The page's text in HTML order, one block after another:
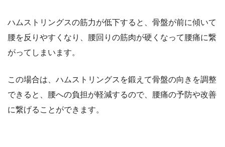
ハムストリングスの筋力が低下すると、骨盤が前に傾いて
腰を反りやすくなり、腰回りの筋肉が硬くなって腰痛に繋
がってしまいます。
この場合は、ハムストリングスを鍛えて骨盤の向きを調整
できると、腰への負担が軽減するので、腰痛の予防や改善
に繋げることができます。